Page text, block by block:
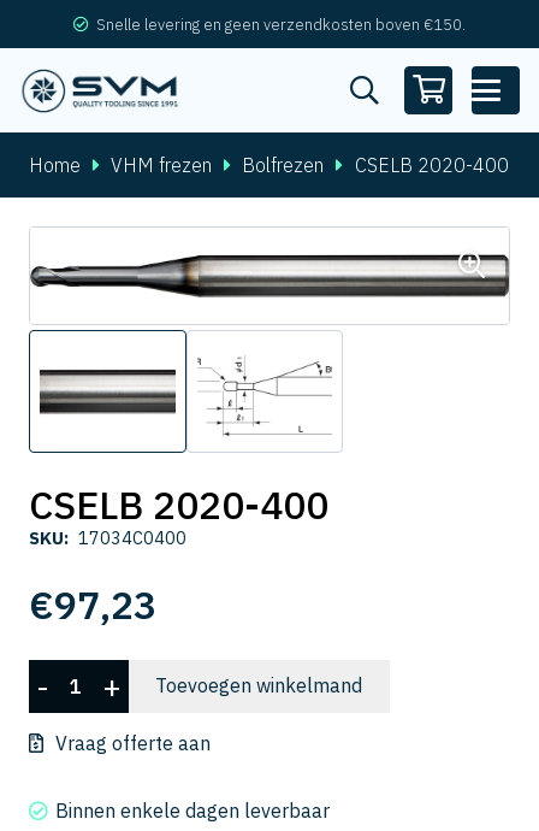
Snelle levering en geen verzendkosten boven €150.
Home VHM frezen Bolfrezen CSELB 2020-400
CSELB 2020-400
SKU: 17034C0400
€97,23
CSELB
2020-
400
- + Toevoegen winkelmand
Vraag offerte aan
Binnen enkele dagen leverbaar